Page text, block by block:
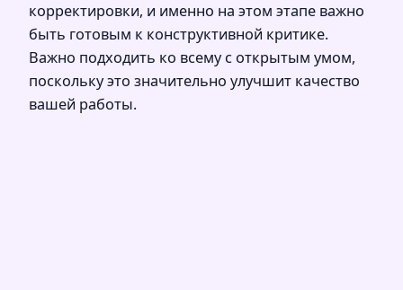
корректировки, и именно на этом этапе важно
быть готовым к конструктивной критике.
Важно подходить ко всему с открытым умом,
поскольку это значительно улучшит качество
вашей работы.